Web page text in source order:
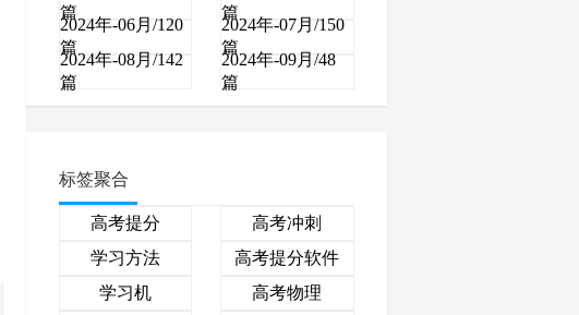
篇
篇
2024年-06月/120
篇
2024年-07月/150
篇
2024年-08月/142
篇
2024年-09月/48
篇
标签聚合
高考提分
高考冲刺
学习方法
高考提分软件
学习机
高考物理